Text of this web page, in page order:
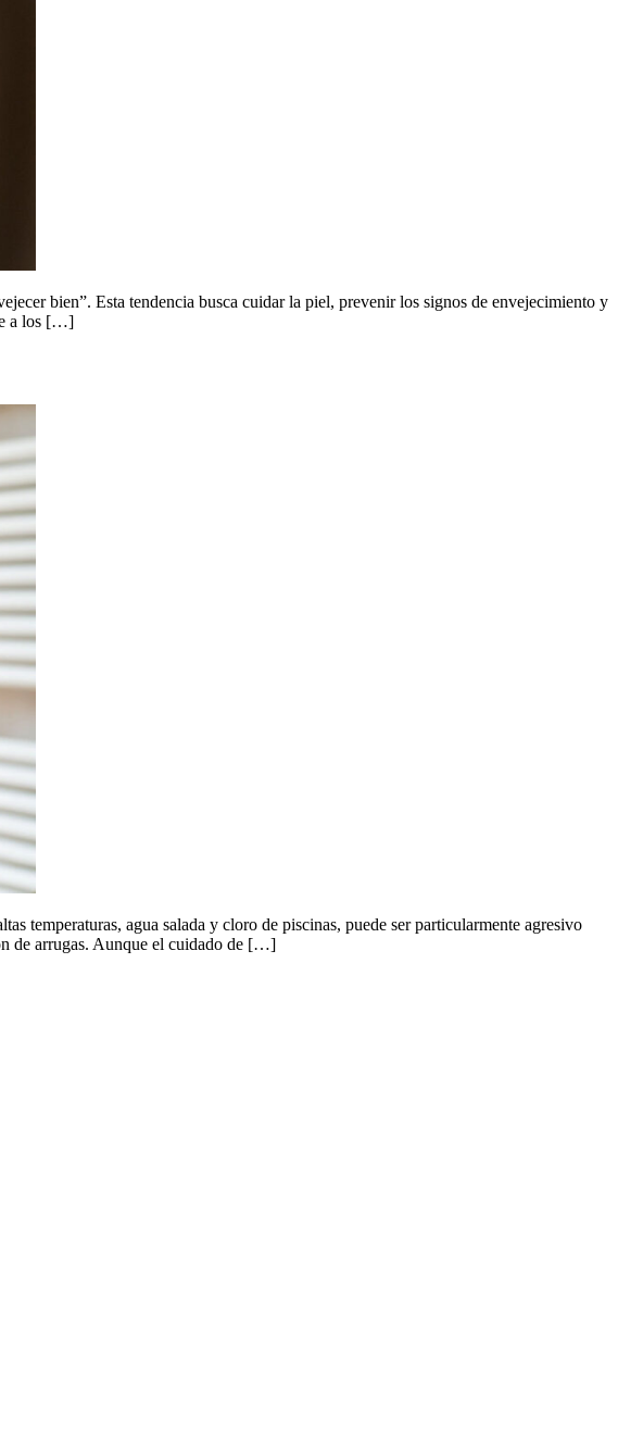
bien”. Esta tendencia busca cuidar la piel, prevenir los signos de envejecimiento y
a los […]
temperaturas, agua salada y cloro de piscinas, puede ser particularmente agresivo
de arrugas. Aunque el cuidado de […]